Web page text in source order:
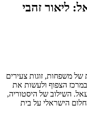
ליאור זהבי
משפחות, זוגות צעירים
הצפוף ולעשות את
השילוב של היסטוריה,
הישראלי על בית